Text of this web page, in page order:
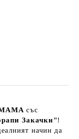
със
Закачки"!
начин да